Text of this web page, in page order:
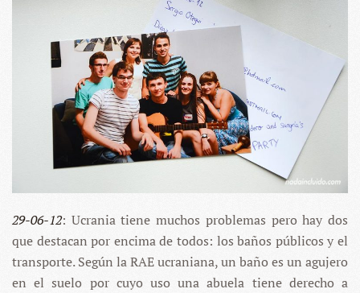
29-06-12: Ucrania tiene muchos problemas pero hay dos
que destacan por encima de todos: los baños públicos y el
transporte.Según la RAE ucraniana, un baño es un agujero
en el suelo por cuyo uso una abuela tiene derecho a